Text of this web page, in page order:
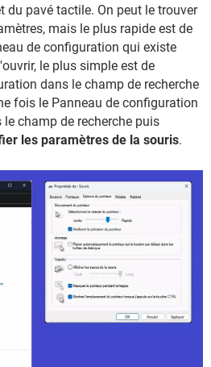
du pavé tactile. On peut le trouver
mais le plus rapide est de
de configuration qui existe
le plus simple est de
dans le champ de recherche
fois le Panneau de configuration
champ de recherche puis
les paramètres de la souris.